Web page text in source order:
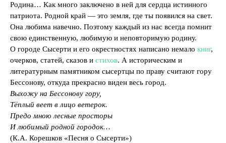
Родина… Как много заключено в ней для сердца истинного
патриота. Родной край — это земля, где ты появился на свет.
Она любима навечно. Поэтому каждый из нас всегда помнит
свою единственную, любимую и неповторимую родину.
О городе Сысерти и его окрестностях написано немало книг,
очерков, статей, сказов и стихов. А историческим и
литературным памятником сысертцы по праву считают гору
Бессонову, откуда прекрасно виден весь город.
Выхожу на Бессонову гору,
Тёплый веет в лицо ветерок.
Предо мною лесные просторы
И любимый родной городок…
(К.А. Корешков «Песня о Сысерти»)